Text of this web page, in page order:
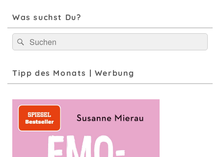
Was suchst Du?
Suchen
nach:
Suchen
Tipp des Monats | Werbung